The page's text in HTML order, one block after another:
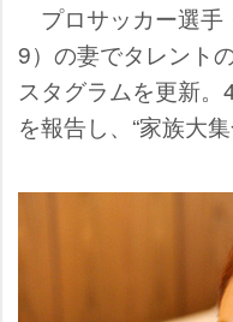
プロサッカー選手
9）の妻でタレント
スタグラムを更新
を報告し、“家族大